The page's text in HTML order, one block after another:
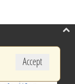
Accept